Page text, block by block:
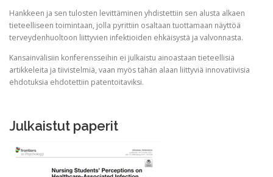
LEVITTÄMINEN SUOMI
Hankkeen ja sen tulosten levittäminen yhdistettiin sen alusta alkaen
tieteelliseen toimintaan, jolla pyrittiin osaltaan tuottamaan näyttöä
terveydenhuoltoon liittyvien infektioiden ehkäisystä ja valvonnasta.
Kansainvälisiin konferensseihin ei julkaistu ainoastaan tieteellisiä
artikkeleita ja tiivistelmiä, vaan myös tähän alaan liittyviä innovatiivisia
ehdotuksia ehdotettiin patentoitaviksi.
Julkaistut paperit